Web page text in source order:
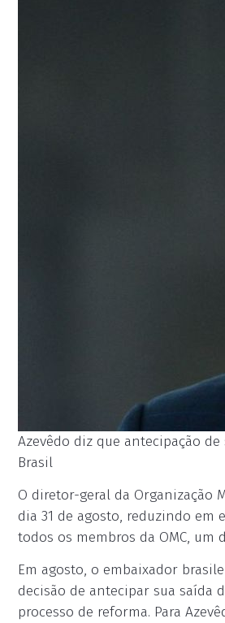
Azevêdo diz que antecipação
Brasil
O diretor-geral da Organização
dia 31 de agosto, reduzindo
todos os membros da OMC, um
Em agosto, o embaixador
decisão de antecipar sua saída
processo de reforma. Para